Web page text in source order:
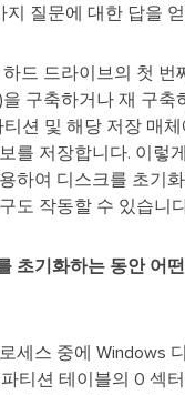
지 질문에 대한 답을
드 드라이브의 첫 번
구축하거나 재 구축
티션 및 해당 저장 매
를 저장합니다. 이렇
하여 디스크를 초기
도 작동할 수 있습니
초기화하는 동안 어
세스 중에 Windows
티션 테이블의 0 섹